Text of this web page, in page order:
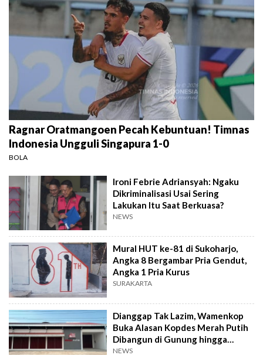
Ragnar Oratmangoen Pecah Kebuntuan! Timnas
Indonesia Ungguli Singapura 1-0
BOLA
Ironi Febrie Adriansyah: Ngaku
Dikriminalisasi Usai Sering
Lakukan Itu Saat Berkuasa?
NEWS
Mural HUT ke-81 di Sukoharjo,
Angka 8 Bergambar Pria Gendut,
Angka 1 Pria Kurus
SURAKARTA
Dianggap Tak Lazim, Wamenkop
Buka Alasan Kopdes Merah Putih
Dibangun di Gunung hingga
Dekat TPA
NEWS